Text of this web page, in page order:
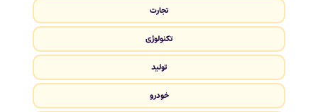
تجارت
تکنولوژی
تولید
خودرو